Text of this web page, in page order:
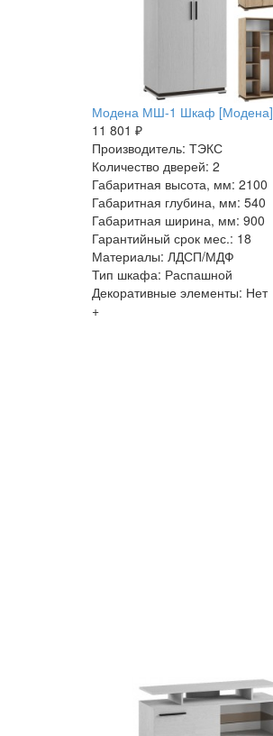
Модена МШ-1 Шкаф [Модена]
11 801 ₽
Производитель: ТЭКС
Количество дверей: 2
Габаритная высота, мм: 2100
Габаритная глубина, мм: 540
Габаритная ширина, мм: 900
Гарантийный срок мес.: 18
Материалы: ЛДСП/МДФ
Тип шкафа: Распашной
Декоративные элементы: Нет
+